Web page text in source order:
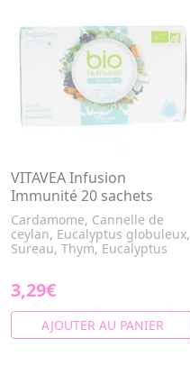
VITAVEA Infusion
Immunité 20 sachets
Cardamome, Cannelle de
ceylan, Eucalyptus globuleux,
Sureau, Thym, Eucalyptus
3,29€
AJOUTER AU PANIER